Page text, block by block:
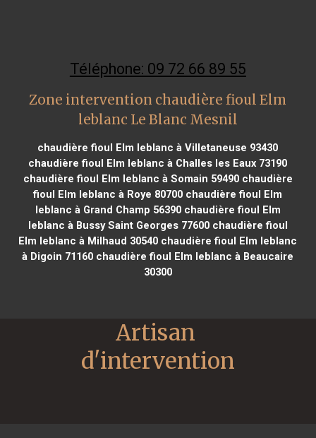
Téléphone: 09 72 66 89 55
Zone intervention chaudière fioul Elm
leblanc Le Blanc Mesnil
chaudière fioul Elm leblanc à Villetaneuse 93430
chaudière fioul Elm leblanc à Challes les Eaux 73190
chaudière fioul Elm leblanc à Somain 59490chaudière
fioul Elm leblanc à Roye 80700 chaudière fioul Elm
leblanc à Grand Champ 56390chaudière fioul Elm
leblanc à Bussy Saint Georges 77600chaudière fioul
Elm leblanc à Milhaud 30540 chaudière fioul Elm leblanc
à Digoin 71160 chaudière fioul Elm leblanc à Beaucaire
30300
Artisan
d'intervention